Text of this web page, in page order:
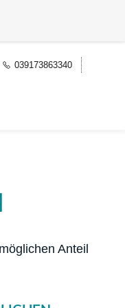
039173863340
Anteil